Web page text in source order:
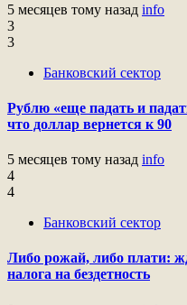
5 месяцев тому назад info
3
3
Банковский сектор
Рублю «еще падать и
что доллар вернется к 90
5 месяцев тому назад info
4
4
Банковский сектор
Либо рожай, либо плати:
налога на бездетность